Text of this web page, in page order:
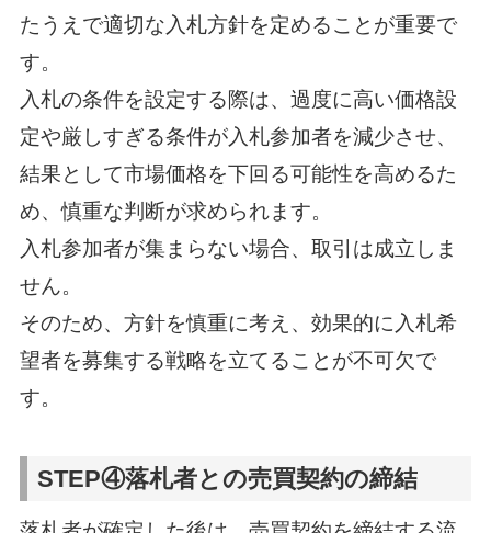
たうえで適切な入札方針を定めることが重要で
す。
入札の条件を設定する際は、過度に高い価格設
定や厳しすぎる条件が入札参加者を減少させ、
結果として市場価格を下回る可能性を高めるた
め、慎重な判断が求められます。
入札参加者が集まらない場合、取引は成立しま
せん。
そのため、方針を慎重に考え、効果的に入札希
望者を募集する戦略を立てることが不可欠で
す。
STEP④落札者との売買契約の締結